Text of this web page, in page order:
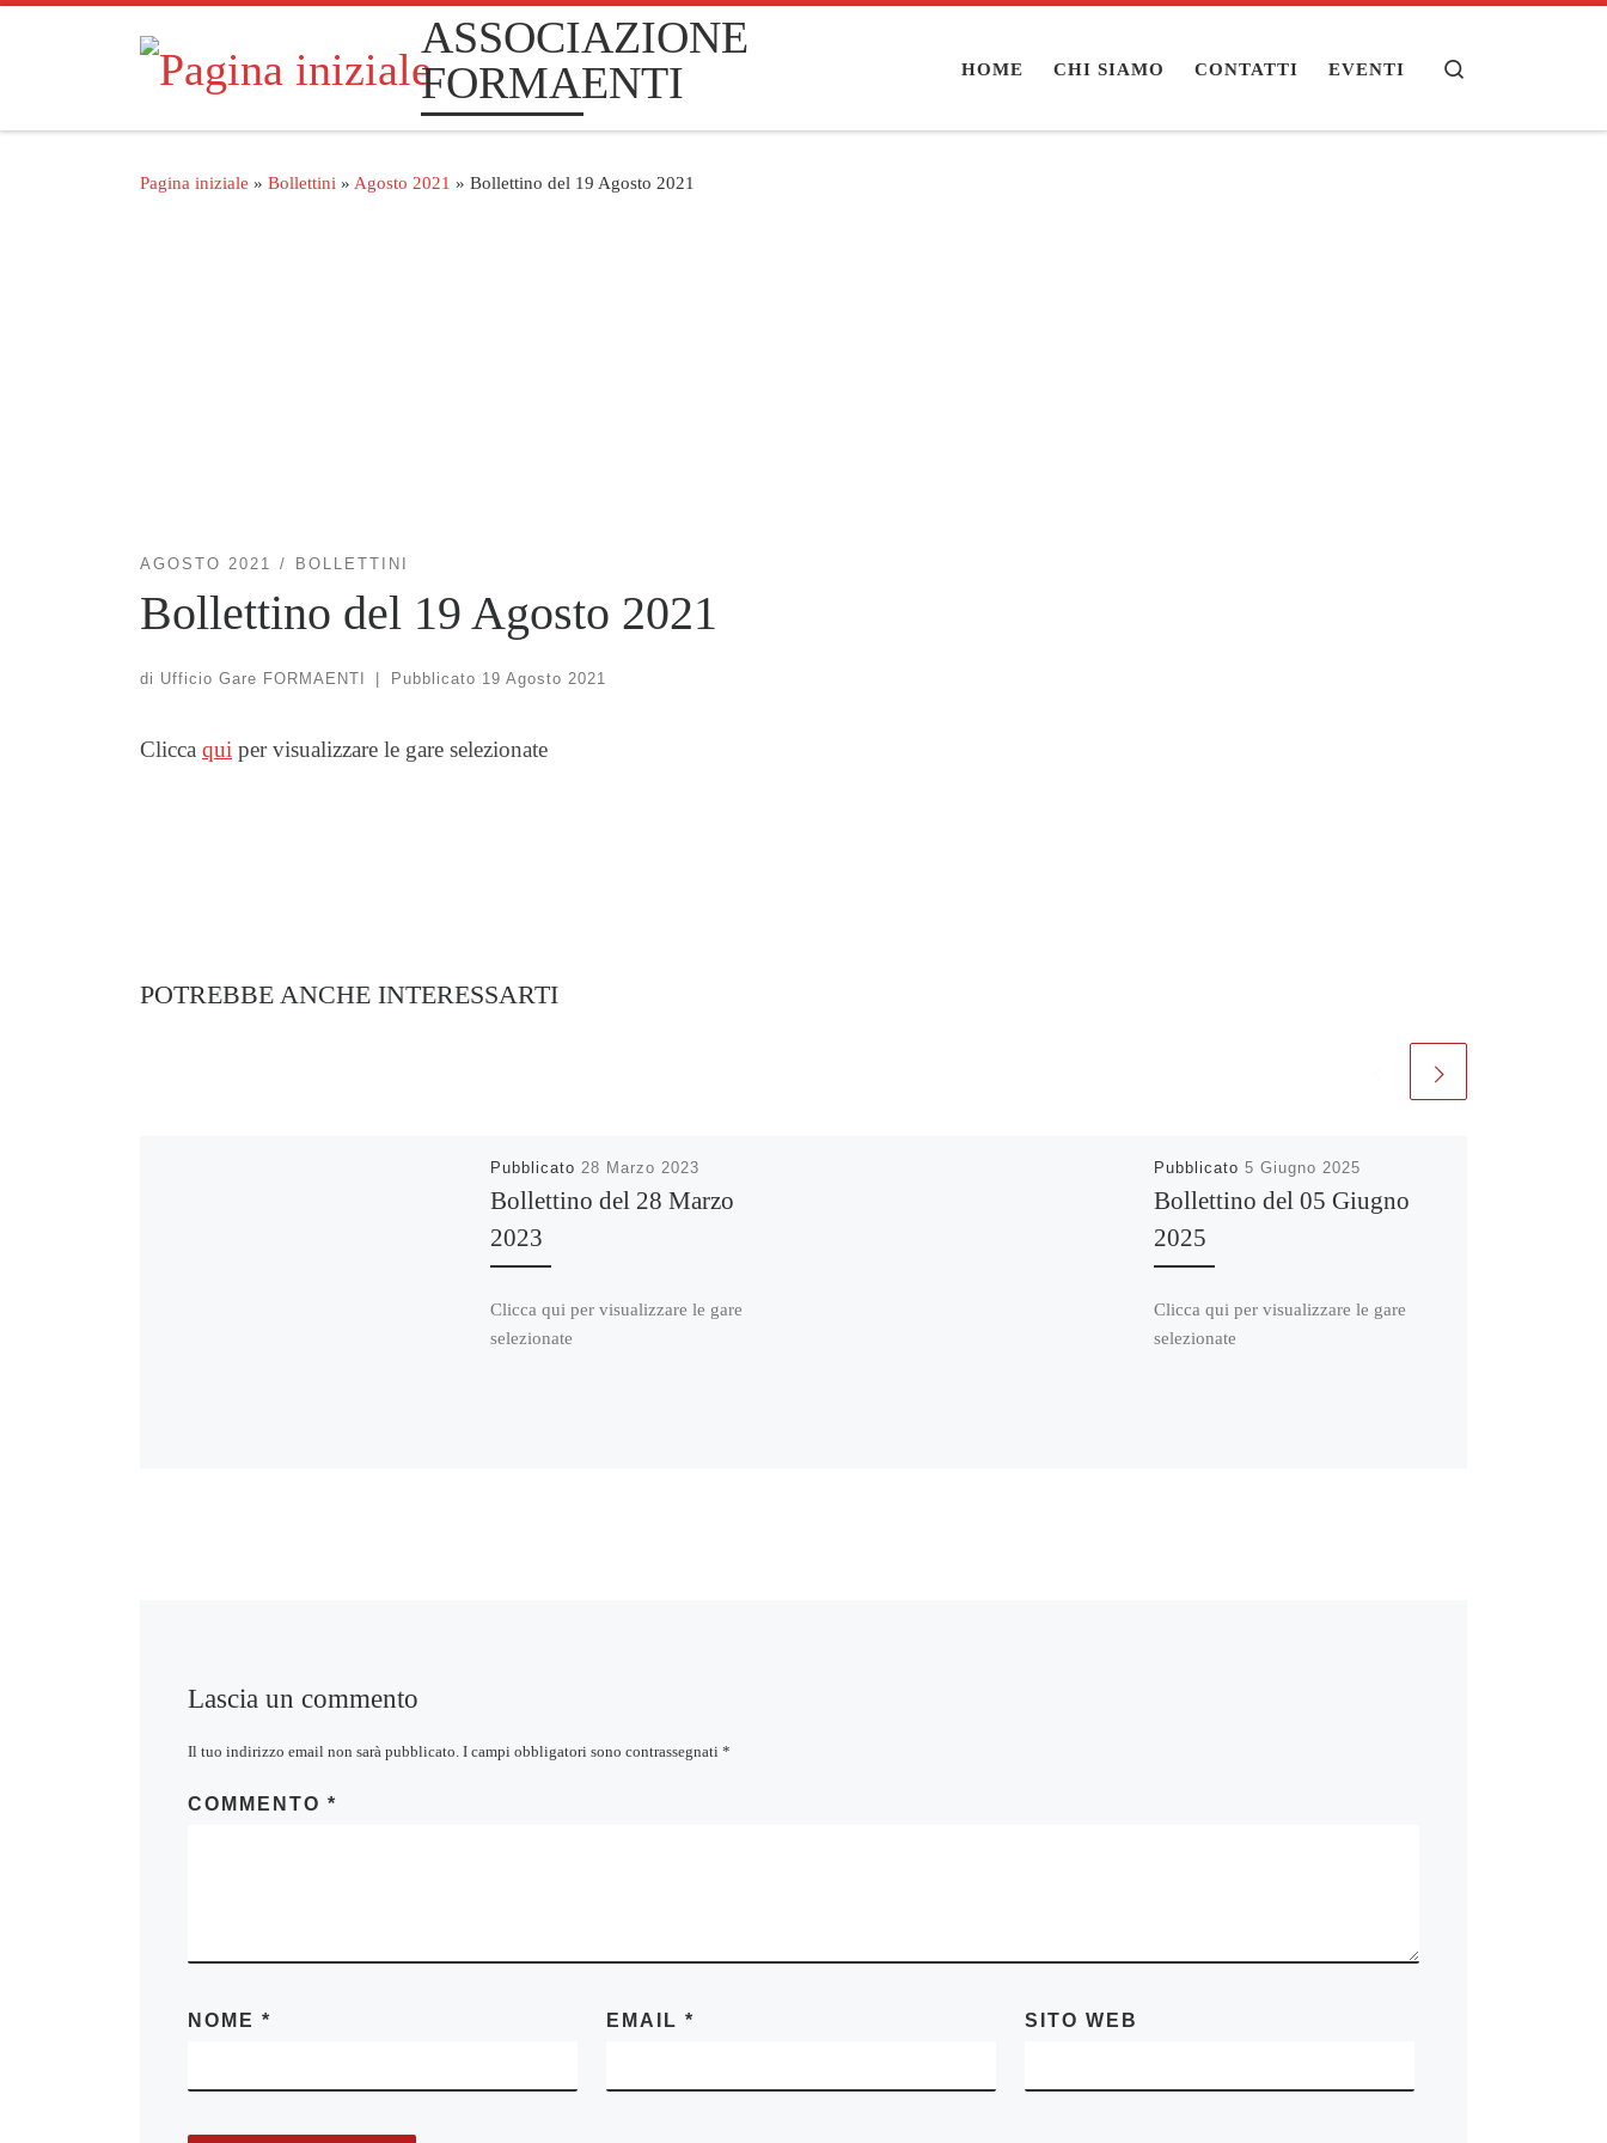
Passa al contenuto
ASSOCIAZIONE
FORMAENTI
HOME CHI SIAMO CONTATTI EVENTI
Pagina iniziale » Bollettini » Agosto 2021 » Bollettino del 19 Agosto 2021
AGOSTO 2021 BOLLETTINI
Bollettino del 19 Agosto 2021
di Ufficio Gare FORMAENTI Pubblicato 19 Agosto 2021
Clicca qui per visualizzare le gare selezionate
POTREBBE ANCHE INTERESSARTI
Pubblicato 28 Marzo 2023
Bollettino del 28 Marzo
2023
Clicca qui per visualizzare le gare
selezionate
Pubblicato 5 Giugno 2025
Bollettino del 05 Giugno
2025
Clicca qui per visualizzare le gare
selezionate
Lascia un commento
Il tuo indirizzo email non sarà pubblicato. I campi obbligatori sono contrassegnati *
COMMENTO *
NOME * EMAIL * SITO WEB